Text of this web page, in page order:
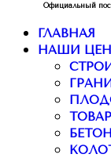
Официальный
ГЛАВНАЯ
НАШИ